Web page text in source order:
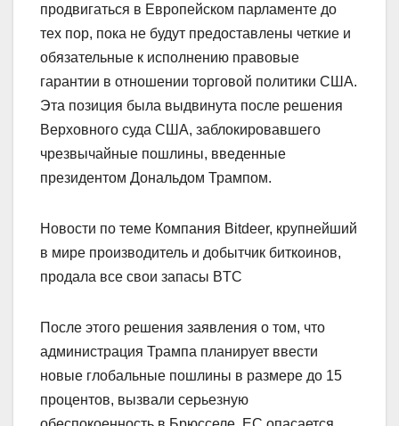
продвигаться в Европейском парламенте до
тех пор, пока не будут предоставлены четкие и
обязательные к исполнению правовые
гарантии в отношении торговой политики США.
Эта позиция была выдвинута после решения
Верховного суда США, заблокировавшего
чрезвычайные пошлины, введенные
президентом Дональдом Трампом.
Новости по теме Компания Bitdeer, крупнейший
в мире производитель и добытчик биткоинов,
продала все свои запасы BTC
После этого решения заявления о том, что
администрация Трампа планирует ввести
новые глобальные пошлины в размере до 15
процентов, вызвали серьезную